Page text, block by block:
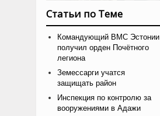
Статьи по Теме
Командующий ВМС Эстонии
получил орден Почётного
легиона
Земессарги учатся
защищать район
Инспекция по контролю за
вооружениями в Адажи